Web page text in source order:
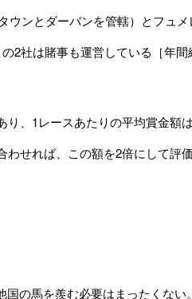
ウンとダーバンを管轄）とフュメ
2社は賭事も運営している［年
、1レースあたりの平均賞金額
せれば、この額を2倍にして評
の馬を羨む必要はまったくない